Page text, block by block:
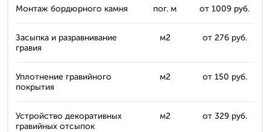
Монтаж бордюрного камня пог. м от 1009 руб.
Засыпка и разравнивание
гравия
м2 от 276 руб.
Уплотнение гравийного
покрытия
м2 от 150 руб.
Устройство декоративных
гравийных отсыпок
м2 от 329 руб.